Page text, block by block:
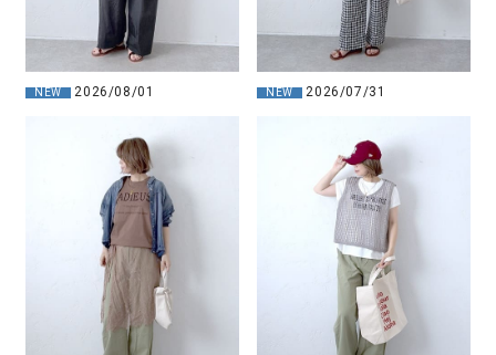
NEW 2026/08/01 NEW 2026/07/31